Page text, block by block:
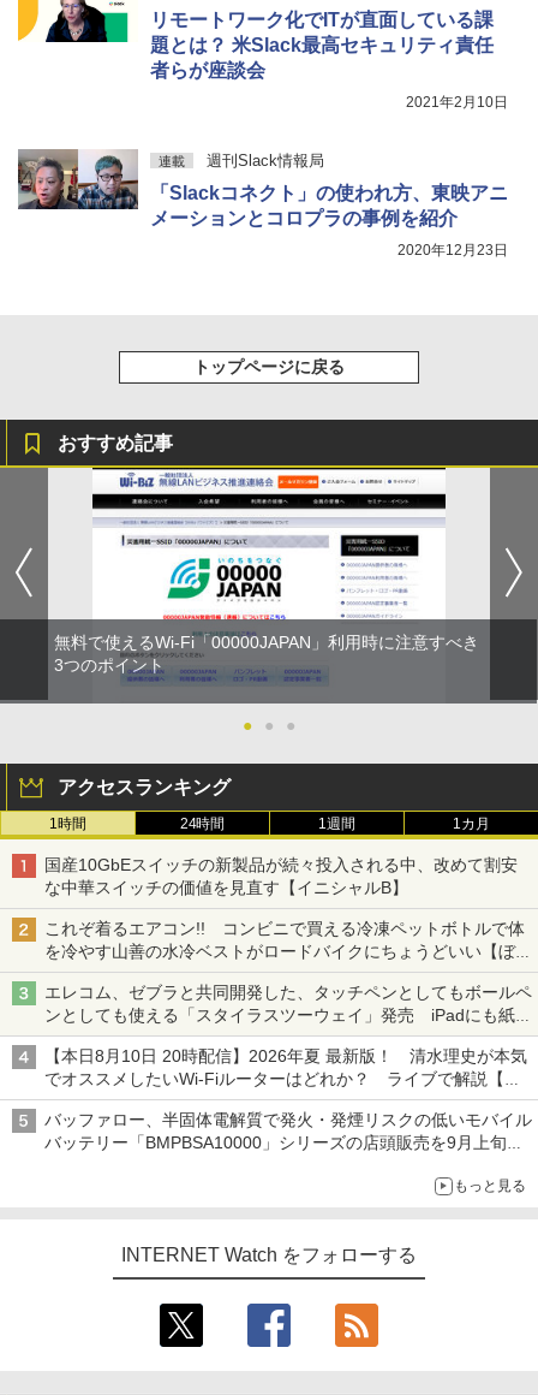
リモートワーク化でITが直面している課
題とは？ 米Slack最高セキュリティ責任
者らが座談会
2021年2月10日
連載 週刊Slack情報局
「Slackコネクト」の使われ方、東映アニ
メーションとコロプラの事例を紹介
2020年12月23日
トップページに戻る
おすすめ記事
無料で使えるWi-Fi「00000JAPAN」利用時に注意すべき
3つのポイント
● ● ●
アクセスランキング
1時間 24時間 1週間 1カ月
国産10GbEスイッチの新製品が続々投入される中、改めて割安
な中華スイッチの価値を見直す【イニシャルB】
これぞ着るエアコン!! コンビニで買える冷凍ペットボトルで体
を冷やす山善の水冷ベストがロードバイクにちょうどいい【ぼっ
ち・ざ・ろーど！その14】【空いた時間でなにしてる？】
エレコム、ゼブラと共同開発した、タッチペンとしてもボールペ
ンとしても使える「スタイラスツーウェイ」発売 iPadにも紙に
も、持ち替えずに書き込める
【本日8月10日 20時配信】2026年夏 最新版！ 清水理史が本気
でオススメしたいWi-Fiルーターはどれか？ ライブで解説【清
水理史の「イニシャルB」チャンネル】
バッファロー、半固体電解質で発火・発煙リスクの低いモバイル
バッテリー「BMPBSA10000」シリーズの店頭販売を9月上旬に
もっと見る
INTERNET Watch をフォローする